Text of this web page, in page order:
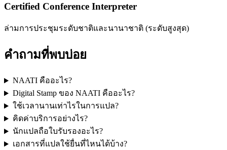
Certified Conference Interpreter
ล่ามการประชุมระดับชาติและนานาชาติ (ระดับสูงสุด)
คำถามที่พบบ่อย
NAATI คืออะไร?
Digital Stamp ของ NAATI คืออะไร?
ใช้เวลานานเท่าไรในการแปล?
คิดค่าบริการอย่างไร?
นักแปลถือใบรับรองอะไร?
เอกสารที่แปลใช้ยื่นที่ไหนได้บ้าง?